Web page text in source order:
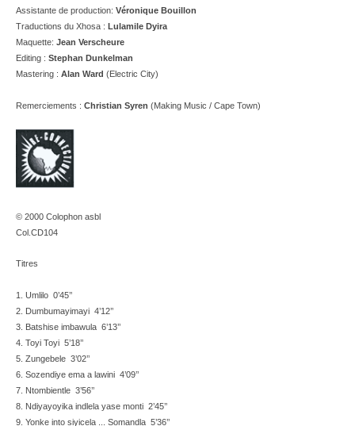
Assistante de production: Véronique Bouillon
Traductions du Xhosa : Lulamile Dyira
Maquette: Jean Verscheure
Editing : Stephan Dunkelman
Mastering : Alan Ward (Electric City)
Remerciements : Christian Syren (Making Music / Cape Town)
© 2000 Colophon asbl
Col.CD104
Titres
1. Umlilo 0’45’’
2. Dumbumayimayi 4’12’’
3. Batshise imbawula 6’13’’
4. Toyi Toyi 5’18’’
5. Zungebele 3’02’’
6. Sozendiye ema a lawini 4’09’’
7. Ntombientle 3’56’’
8. Ndiyayoyika indlela yase monti 2’45’’
9. Yonke into siyicela ... Somandla 5’36’’